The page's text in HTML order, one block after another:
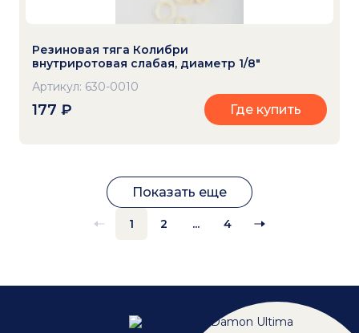
Резиновая тяга Колибри
внутриротовая слабая, диаметр 1/8"
Артикул: 630-0010
177 ₽ Где купить
Показать еще
1 2 ... 4